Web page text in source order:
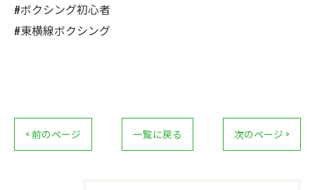
#ボクシング初心者
#東横線ボクシング
< 前のページ 一覧に戻る 次のページ >